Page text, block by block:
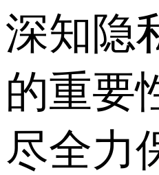
深知隐
的重要
尽全力